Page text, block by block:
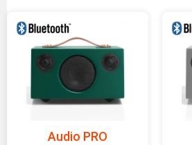
Audio PRO